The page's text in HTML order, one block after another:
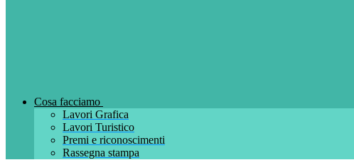
Cosa facciamo
Lavori Grafica
Lavori Turistico
Premi e riconoscimenti
Rassegna stampa